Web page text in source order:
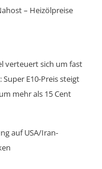
– Heizölpreise
verteuert sich um fast
Super E10-Preis steigt
mehr als 15 Cent
auf USA/Iran-